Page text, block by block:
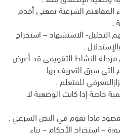
الشرعية بمعنى أقدم
.
التحليل- الاستشهاد – استخراج
.
النشاط التقويمي قد أعرض
التي سبق التعريف بها .
للمتعلم .
خاصة إذا كانت الوضعية لا
ماذا نقوم في النص الشرعي :
– استخراج الأحكام – بناء